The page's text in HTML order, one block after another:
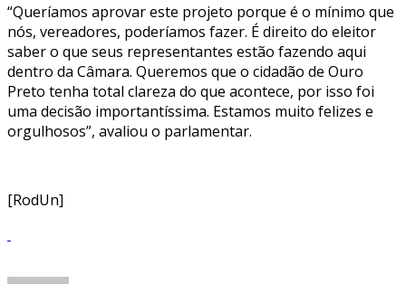
“Queríamos aprovar este projeto porque é o mínimo que
nós, vereadores, poderíamos fazer. É direito do eleitor
saber o que seus representantes estão fazendo aqui
dentro da Câmara. Queremos que o cidadão de Ouro
Preto tenha total clareza do que acontece, por isso foi
uma decisão importantíssima. Estamos muito felizes e
orgulhosos”, avaliou o parlamentar.
[RodUn]